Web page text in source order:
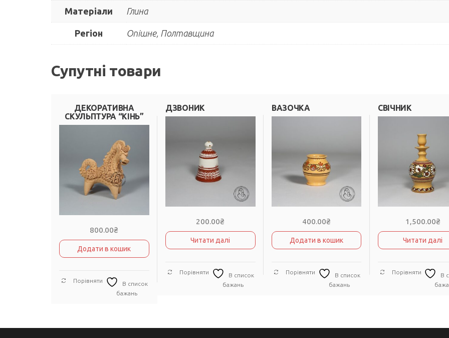
Матеріали Глина
Регіон Опішне, Полтавщина
Супутні товари
ДЕКОРАТИВНА
СКУЛЬПТУРА “КІНЬ”
800.00₴
Додати в кошик
Порівняти
В список
бажань
ДЗВОНИК
200.00₴
Читати далі
Порівняти
В список
бажань
ВАЗОЧКА
400.00₴
Додати в кошик
Порівняти
В список
бажань
СВІЧНИК
1,500.00₴
Читати далі
Порівняти
В